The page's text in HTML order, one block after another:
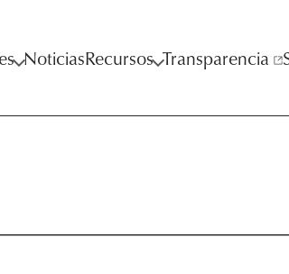
NoticiasRecursos Transparencia